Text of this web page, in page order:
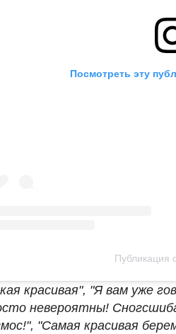
Посмотреть эту
Публикация
красивая", "Я вам уже
невероятны!
"Самая красивая